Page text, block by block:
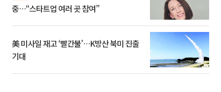
중…“스타트업 여러 곳 참여”
美 미사일 재고 ‘빨간불’…K방산 북미 진출
기대